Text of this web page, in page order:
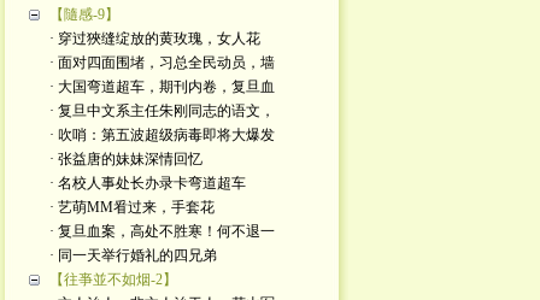
【隨感-9】
· 穿过狹缝绽放的黄玫瑰，女人花
· 面对四面围堵，习总全民动员，墙
· 大国弯道超车，期刊内卷，复旦血
· 复旦中文系主任朱刚同志的语文，
· 吹哨：第五波超级病毒即将大爆发
· 张益唐的妹妹深情回忆
· 名校人事处长办录卡弯道超车
· 艺萌MM㸔过来，手套花
· 复旦血案，高处不胜寒！何不退一
· 同一天举行婚礼的四兄弟
【往亊並不如烟-2】